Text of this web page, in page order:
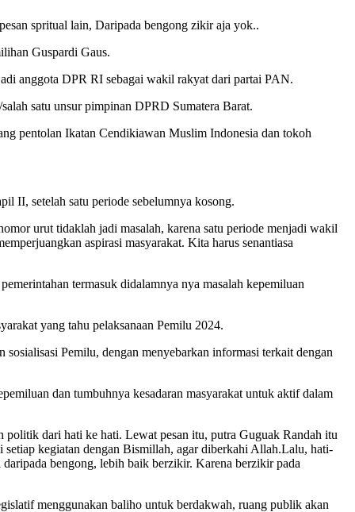
spritual lain, Daripada bengong zikir aja yok..
Guspardi Gaus.
anggota DPR RI sebagai wakil rakyat dari partai PAN.
satu unsur pimpinan DPRD Sumatera Barat.
pentolan Ikatan Cendikiawan Muslim Indonesia dan tokoh
II, setelah satu periode sebelumnya kosong.
urut tidaklah jadi masalah, karena satu periode menjadi wakil
aspirasi masyarakat. Kita harus senantiasa
termasuk didalamnya nya masalah kepemiluan
yang tahu pelaksanaan Pemilu 2024.
Pemilu, dengan menyebarkan informasi terkait dengan
dan tumbuhnya kesadaran masyarakat untuk aktif dalam
politik dari hati ke hati. Lewat pesan itu, putra Guguak Randah itu
setiap kegiatan dengan Bismillah, agar diberkahi Allah.Lalu, hati-
bengong, lebih baik berzikir. Karena berzikir pada
menggunakan baliho untuk berdakwah, ruang publik akan